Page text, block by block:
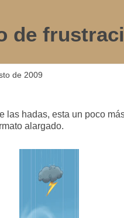
de
de 2009
las hadas, esta un poco
alargado.